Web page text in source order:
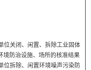
位关闭、闲置、拆除工业固体
境防治设施、场所的核准结果
位拆除、闲置环境噪声污染防